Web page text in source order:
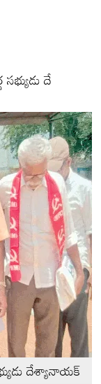
దే
దేశ్యానాయక్‌